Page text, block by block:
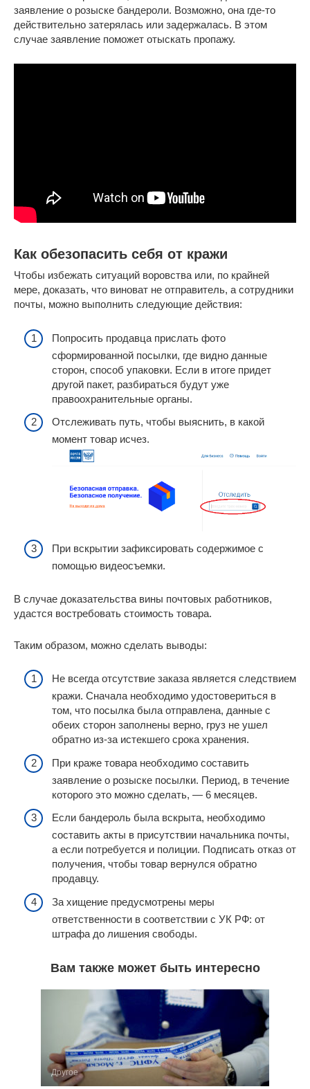
заявление о розыске бандероли. Возможно, она где-то
действительно затерялась или задержалась. В этом
случае заявление поможет отыскать пропажу.
Как обезопасить себя от кражи
Чтобы избежать ситуаций воровства или, по крайней
мере, доказать, что виноват не отправитель, а сотрудники
почты, можно выполнить следующие действия:
Попросить продавца прислать фото
сформированной посылки, где видно данные
сторон, способ упаковки. Если в итоге придет
другой пакет, разбираться будут уже
правоохранительные органы.
Отслеживать путь, чтобы выяснить, в какой
момент товар исчез.
При вскрытии зафиксировать содержимое с
помощью видеосъемки.
В случае доказательства вины почтовых работников,
удастся востребовать стоимость товара.
Таким образом, можно сделать выводы:
Не всегда отсутствие заказа является следствием
кражи. Сначала необходимо удостовериться в
том, что посылка была отправлена, данные с
обеих сторон заполнены верно, груз не ушел
обратно из-за истекшего срока хранения.
При краже товара необходимо составить
заявление о розыске посылки. Период, в течение
которого это можно сделать, — 6 месяцев.
Если бандероль была вскрыта, необходимо
составить акты в присутствии начальника почты,
а если потребуется и полиции. Подписать отказ от
получения, чтобы товар вернулся обратно
продавцу.
За хищение предусмотрены меры
ответственности в соответствии с УК РФ: от
штрафа до лишения свободы.
Вам также может быть интересно
Другое